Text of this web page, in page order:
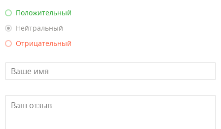
Положительный
Нейтральный
Отрицательный